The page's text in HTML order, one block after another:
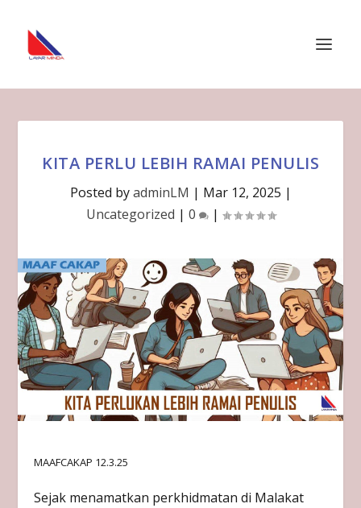
KITA PERLU LEBIH RAMAI PENULIS
Posted byadminLM | Mar 12, 2025 |
Uncategorized | 0 |
MAAFCAKAP 12.3.25
Sejak menamatkan perkhidmatan di Malakat